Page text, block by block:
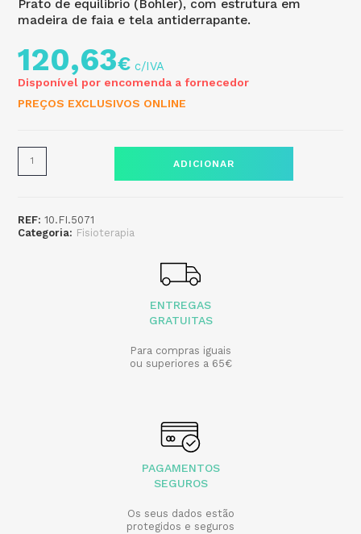
Prato de equilibrio (Bohler), com estrutura em
madeira de faia e tela antiderrapante.
120,63€
Disponível por encomenda a fornecedor
PREÇOS EXCLUSIVOS ONLINE
ADICIONAR
REF:10.FI.5071
Categoria: Fisioterapia
ENTREGAS
GRATUITAS
Para compras iguais
ou superiores a 65€
PAGAMENTOS
SEGUROS
Os seus dados estão
protegidos e seguros